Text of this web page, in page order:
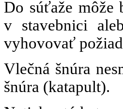
Do súťaže môže
v stavebnici
vyhovovať
Vlečná šnúra
šnúra (katapult).